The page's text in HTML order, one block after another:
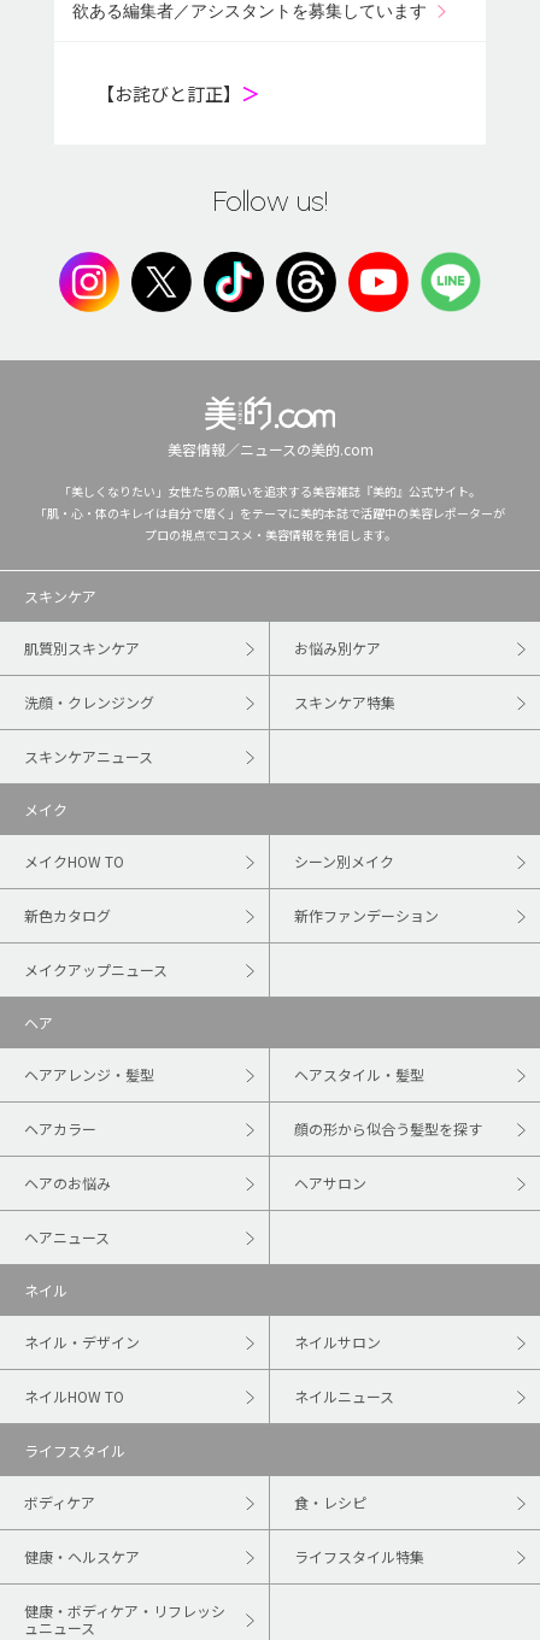
欲ある編集者／アシスタントを募集しています
【お詫びと訂正】 ＞
Follow us!
美容情報／ニュースの美的.com
「美しくなりたい」女性たちの願いを追求する美容雑誌『美的』公式サイト。
「肌・心・体のキレイは自分で磨く」をテーマに美的本誌で活躍中の美容レポーターが
プロの視点でコスメ・美容情報を発信します。
スキンケア
肌質別スキンケア お悩み別ケア
洗顔・クレンジング スキンケア特集
スキンケアニュース
メイク
メイクHOW TO シーン別メイク
新色カタログ 新作ファンデーション
メイクアップニュース
ヘア
ヘアアレンジ・髪型 ヘアスタイル・髪型
ヘアカラー 顔の形から似合う髪型を探す
ヘアのお悩み ヘアサロン
ヘアニュース
ネイル
ネイル・デザイン ネイルサロン
ネイルHOW TO ネイルニュース
ライフスタイル
ボディケア 食・レシピ
健康・ヘルスケア ライフスタイル特集
健康・ボディケア・リフレッシ
ュニュース